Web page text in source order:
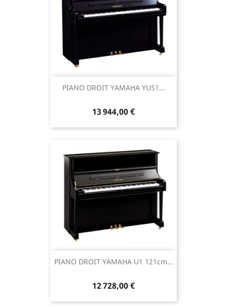
PIANO DROIT YAMAHA YUS1...
13 944,00 €
PIANO DROIT YAMAHA U1 121cm...
12 728,00 €